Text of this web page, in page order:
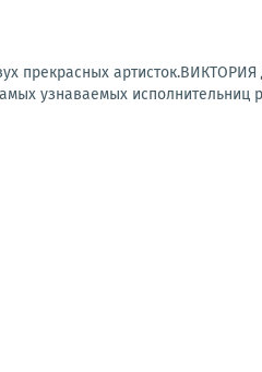
прекрасных
узнаваемых исполнительниц